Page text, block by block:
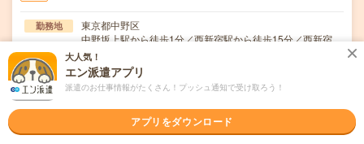
勤務地
東京都中野区
中野坂上駅から徒歩1分／西新宿駅から徒歩15分／西新宿
五丁目駅から徒歩14分
曜日頻度 シフト制※土日休み！
時間
期間 2026/9/上旬～長期（3カ月以上） ★9月～OK！
大人気！
エン派遣アプリ
派遣のお仕事情報がたくさん！プッシュ通知で受け取ろう！
アプリをダウンロード